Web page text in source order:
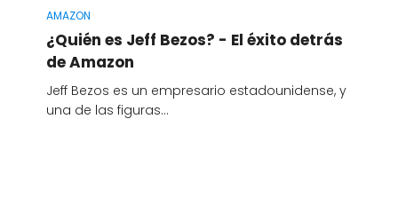
AMAZON
¿Quién es Jeff Bezos? - El éxito detrás
de Amazon
Jeff Bezos es un empresario estadounidense, y
una de las figuras…